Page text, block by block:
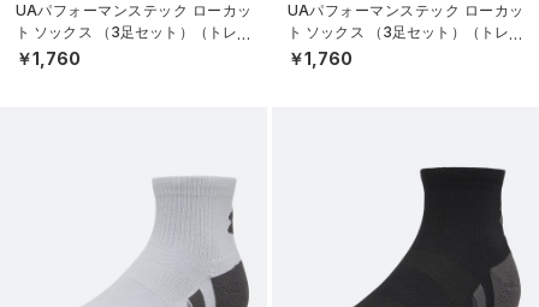
UAパフォーマンステック ローカッ
ト ソックス （3足セット）（トレー
ニング/UNISEX）
￥1,760
UAパフォーマンステック ローカッ
ト ソックス （3足セット）（トレー
ニング/UNISEX）
￥1,760